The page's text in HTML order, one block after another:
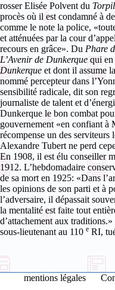
rosser Elisée Polvent du
procès où il est condamné à
comme le note la police,
et atténuées par la cour
recours en grâce». Du Phare
L’Avenir de Dunkerque qui en
Dunkerque et dont il assume
nommé percepteur dans
sensibilité radicale, dit son
journaliste de talent et
Dunkerque le bon combat
gouvernement «en confiant à
récompense un des serviteurs
Alexandre Tubert ne perd
En 1908, il est élu conseiller
1912. L’hebdomadaire
de sa mort en 1925: «Dans
les opinions de son parti et à
l’adversaire, il dépassait
la mentalité est faite tout
d’attachement aux traditions.»
sous-lieutenant au 110 e RI,
mentions légales